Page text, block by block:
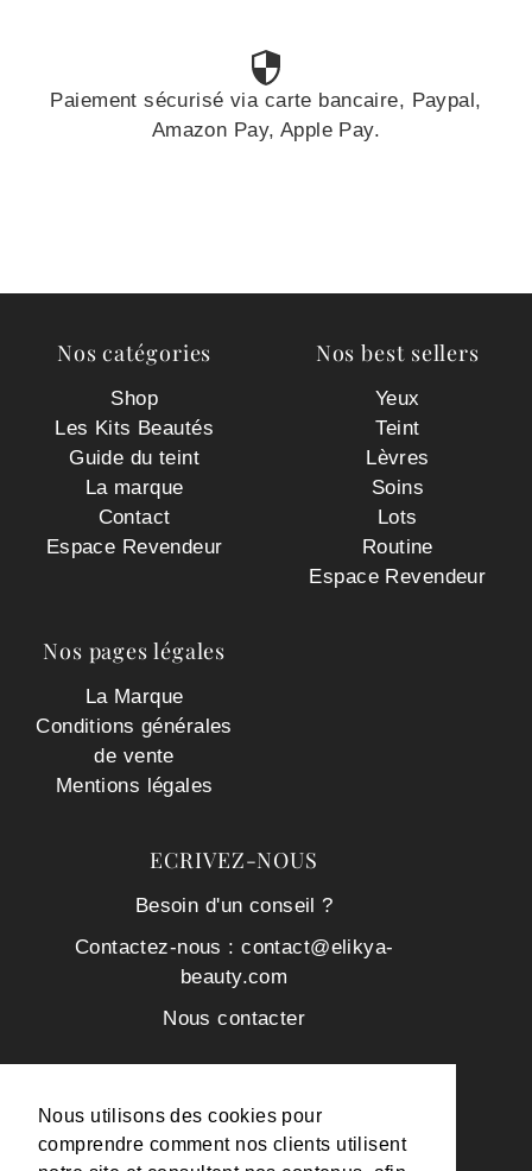
Nous utilisons des cookies pour
comprendre comment nos clients utilisent
Paiement sécurisé via carte bancaire, Paypal,
Amazon Pay, Apple Pay.
Nos catégories
Shop
Les Kits Beautés
Guide du teint
La marque
Contact
Espace Revendeur
Nos best sellers
Yeux
Teint
Lèvres
Soins
Lots
Routine
Espace Revendeur
Nos pages légales
La Marque
Conditions générales
de vente
Mentions légales
ECRIVEZ-NOUS
Besoin d'un conseil ?
Contactez-nous : contact@elikya-
beauty.com
Nous contacter